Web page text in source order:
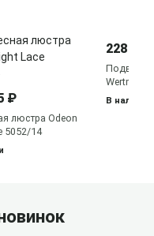
₽
люстра Odeon
5052/14
228
Wertmark
В наличии